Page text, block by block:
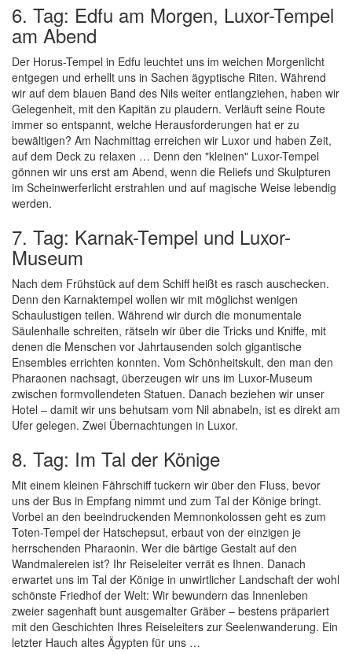
6. Tag: Edfu am Morgen, Luxor-Tempel
am Abend
Der Horus-Tempel in Edfu leuchtet uns im weichen Morgenlicht
entgegen und erhellt uns in Sachen ägyptische Riten. Während
wir auf dem blauen Band des Nils weiter entlangziehen, haben wir
Gelegenheit, mit den Kapitän zu plaudern. Verläuft seine Route
immer so entspannt, welche Herausforderungen hat er zu
bewältigen? Am Nachmittag erreichen wir Luxor und haben Zeit,
auf dem Deck zu relaxen … Denn den "kleinen" Luxor-Tempel
gönnen wir uns erst am Abend, wenn die Reliefs und Skulpturen
im Scheinwerferlicht erstrahlen und auf magische Weise lebendig
werden.
7. Tag: Karnak-Tempel und Luxor-
Museum
Nach dem Frühstück auf dem Schiff heißt es rasch auschecken.
Denn den Karnaktempel wollen wir mit möglichst wenigen
Schaulustigen teilen. Während wir durch die monumentale
Säulenhalle schreiten, rätseln wir über die Tricks und Kniffe, mit
denen die Menschen vor Jahrtausenden solch gigantische
Ensembles errichten konnten. Vom Schönheitskult, den man den
Pharaonen nachsagt, überzeugen wir uns im Luxor-Museum
zwischen formvollendeten Statuen. Danach beziehen wir unser
Hotel – damit wir uns behutsam vom Nil abnabeln, ist es direkt am
Ufer gelegen. Zwei Übernachtungen in Luxor.
8. Tag: Im Tal der Könige
Mit einem kleinen Fährschiff tuckern wir über den Fluss, bevor
uns der Bus in Empfang nimmt und zum Tal der Könige bringt.
Vorbei an den beeindruckenden Memnonkolossen geht es zum
Toten-Tempel der Hatschepsut, erbaut von der einzigen je
herrschenden Pharaonin. Wer die bärtige Gestalt auf den
Wandmalereien ist? Ihr Reiseleiter verrät es Ihnen. Danach
erwartet uns im Tal der Könige in unwirtlicher Landschaft der wohl
schönste Friedhof der Welt: Wir bewundern das Innenleben
zweier sagenhaft bunt ausgemalter Gräber – bestens präpariert
mit den Geschichten Ihres Reiseleiters zur Seelenwanderung. Ein
letzter Hauch altes Ägypten für uns …